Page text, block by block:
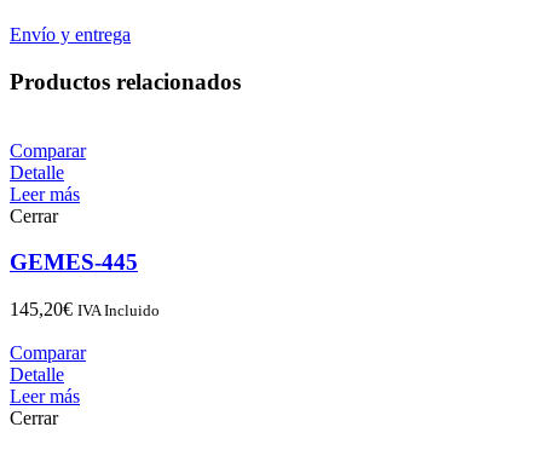
Envío y entrega
Productos relacionados
Comparar
Detalle
Leer más
Cerrar
GEMES-445
145,20€ IVA Incluido
Comparar
Detalle
Leer más
Cerrar